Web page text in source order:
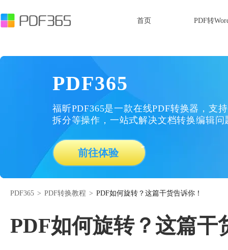
首页 PDF转
PDF365
福昕PDF365是一款在线PDF转换器，支
拆分等操作，一站式解决文档转换编辑问
前往体验
PDF365 > PDF转换教程 > PDF如何旋转？这篇干货告诉你！
PDF如何旋转？这篇干